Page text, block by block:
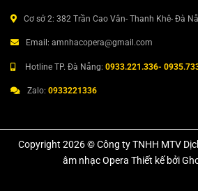
Cơ sở 2: 382 Trần Cao Vân- Thanh Khê- Đà
Email: amnhacopera@gmail.com
Hotline TP. Đà Nẵng: 0933.221.336-
Zalo: 0933221336
Copyright 2026 © Công ty TNHH MTV
âm nhạc Opera Thiết kế bởi